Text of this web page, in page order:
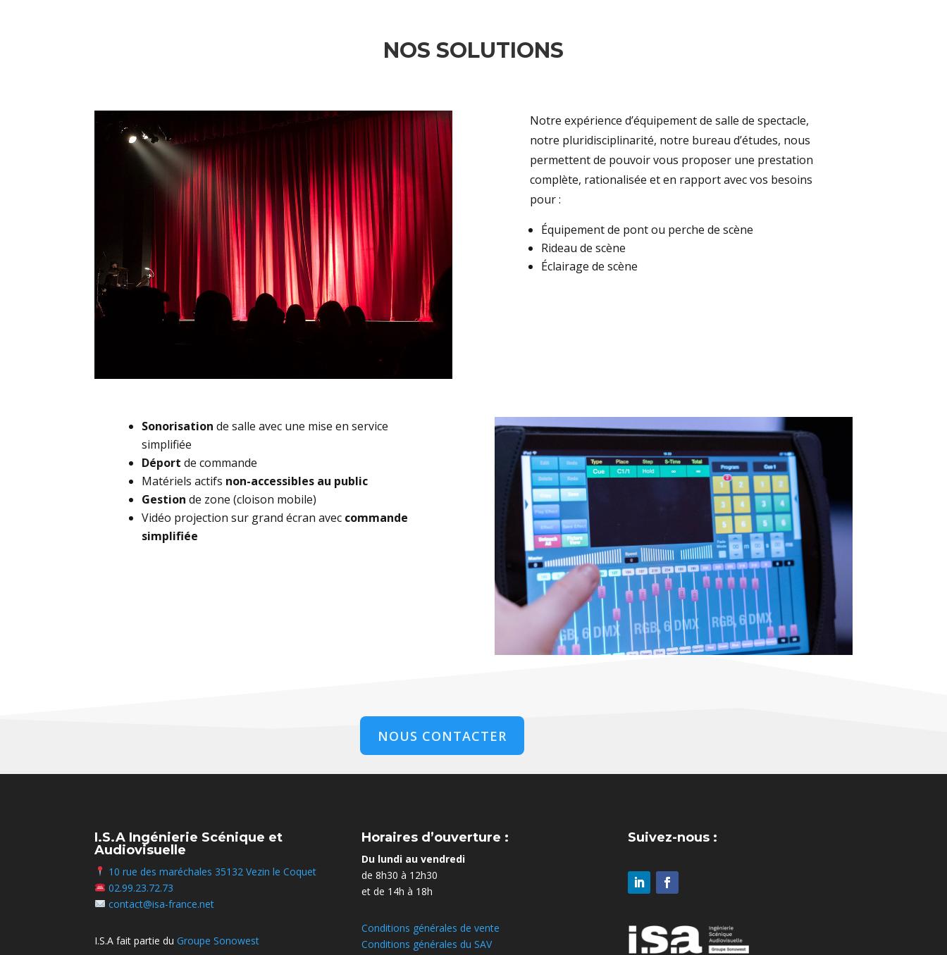
NOS SOLUTIONS
Notre expérience d’équipement de salle de spectacle,
notre pluridisciplinarité, notre bureau d’études, nous
permettent de pouvoir vous proposer une prestation
complète, rationalisée et en rapport avec vos besoins
pour :
Équipement de pont ou perche de scène
Rideau de scène
Éclairage de scène
Sonorisation de salle avec une mise en service
simplifiée
Déport de commande
Matériels actifs non-accessibles au public
Gestion de zone (cloison mobile)
Vidéo projection sur grand écran avec commande
simplifiée
NOUS CONTACTER
I.S.A Ingénierie Scénique et
Audiovisuelle
10 rue des maréchales 35132 Vezin le Coquet
02.99.23.72.73
contact@isa-france.net
I.S.A fait partie duGroupe Sonowest
Horaires d’ouverture :
Du lundi au vendredi
de 8h30 à 12h30
et de 14h à 18h
Conditions générales de vente
Conditions générales du SAV
Suivez-nous :